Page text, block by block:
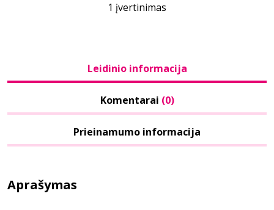
1 įvertinimas
Leidinio informacija
Komentarai (0)
Prieinamumo informacija
Aprašymas